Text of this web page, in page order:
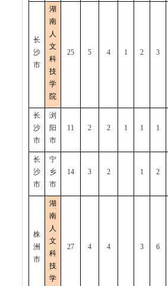
长
沙
市
湖
南
人
文
科
技
学
院
25 5 4 1 2 3
长
沙
市
浏
阳
市
11 2 2 1 1 1
长
沙
市
宁
乡
市
14 3 2 1 2
株
洲
市
湖
南
人
文
科
技
学
27 4 4 3 6